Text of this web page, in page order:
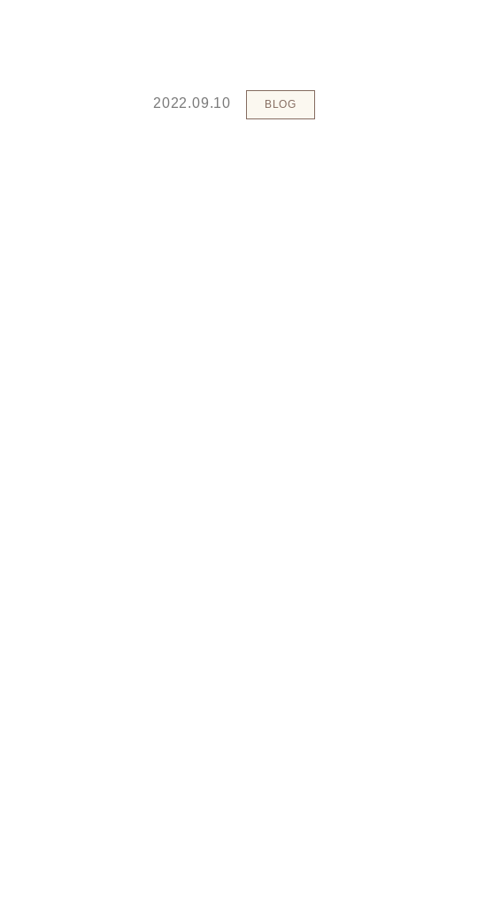
2022.09.10 BLOG